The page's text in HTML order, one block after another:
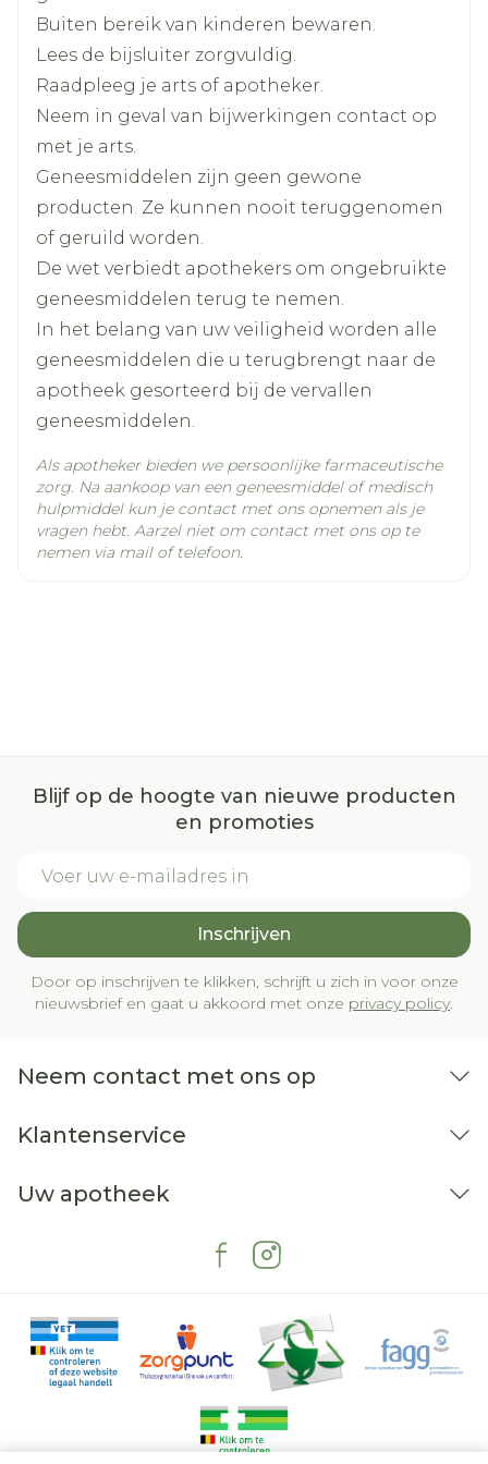
Breedte
188 mm
Diepte 40 mm
Hoeveelheid
Verpakking
1
Actieve
Ingrediënten
mucopolysacharide
polysulfaat, salicylzuur
Behoud
Kamertemperatuur (15°C -
Buiten bereik van kinderen bewaren.
Lees de bijsluiter zorgvuldig.
Raadpleeg je arts of apotheker.
Neem in geval van bijwerkingen contact op
met je arts.
Geneesmiddelen zijn geen gewone
producten. Ze kunnen nooit teruggenomen
of geruild worden.
De wet verbiedt apothekers om ongebruikte
geneesmiddelen terug te nemen.
In het belang van uw veiligheid worden alle
geneesmiddelen die u terugbrengt naar de
apotheek gesorteerd bij de vervallen
geneesmiddelen.
Als apotheker bieden we persoonlijke farmaceutische
zorg. Na aankoop van een geneesmiddel of medisch
hulpmiddel kun je contact met ons opnemen als je
vragen hebt. Aarzel niet om contact met ons op te
nemen via mail of telefoon.
Blijf op de hoogte van nieuwe producten
en promoties
Inschrijven
Door op inschrijven te klikken, schrijft u zich in voor onze
nieuwsbrief en gaat u akkoord met onze privacy policy.
Neem contact met ons op
Klantenservice
Uw apotheek